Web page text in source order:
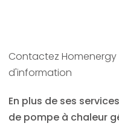
Contactez
d'information
En plus de ses
de pompe à chaleur